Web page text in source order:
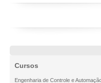
Projetos
Cursos
Engenharia de Controle e